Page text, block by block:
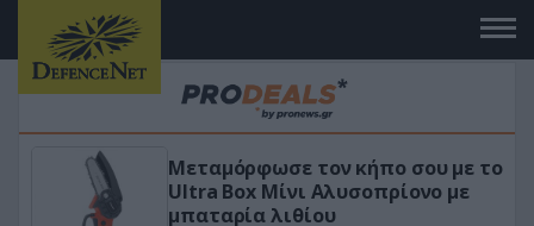
«Μαγική» φόρμουλα τριβόλι + VIP
για αύξηση της λίμπιντο